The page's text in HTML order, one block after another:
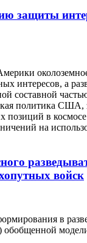
защиты
интересов, а
составной
политика США,
в
на
войск
в